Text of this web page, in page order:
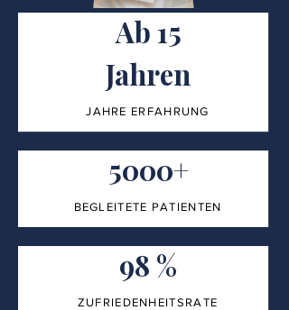
Ab 15
Jahren
JAHRE ERFAHRUNG
5000+
BEGLEITETE PATIENTEN
98 %
ZUFRIEDENHEITSRATE